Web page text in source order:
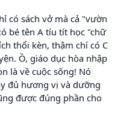
có sách vở mà cả "vườn
bé tên A tíu tít học "chữ
thổi kèn, thậm chí có C
Ồ, giáo dục hòa nhập
là về cuộc sống! Nó
đủ hương vị và dưỡng
được đúng phần cho